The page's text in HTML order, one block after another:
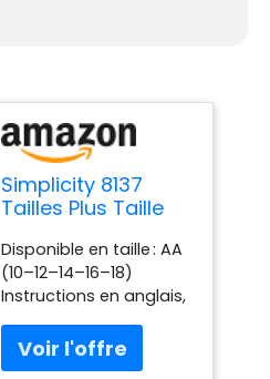
Simplicity 8137
Tailles Plus Taille
Robes/et Pantalon
pour Couture,
Blanc, Taille AA
Disponible en taille : AA
(10–12–14–16–18)
Instructions en anglais,
en espagnol et en
français Fabriqué aux
USA